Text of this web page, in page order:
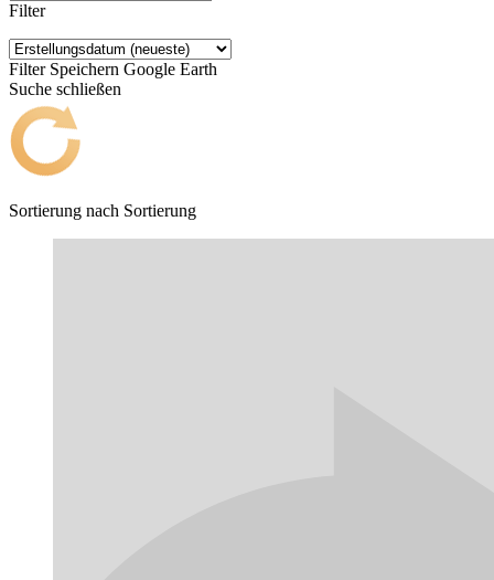
Filter
Filter Speichern Google Earth
Suche schließen
Sortierung nach Sortierung